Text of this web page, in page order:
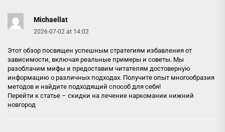
Michaellat
2026-07-02 at 14:02
Этот обзор посвящен успешным стратегиям избавления от
зависимости, включая реальные примеры и советы. Мы
разоблачим мифы и предоставим читателям достоверную
информацию о различных подходах. Получите опыт многообразия
методов и найдите подходящий способ для себя!
Перейти к статье – скидки на лечение наркомании нижний
новгород